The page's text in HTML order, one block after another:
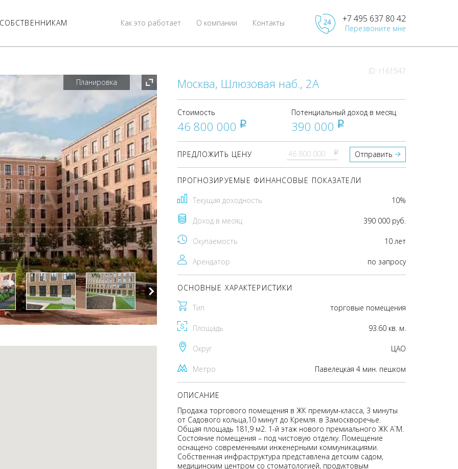
Контакты
О компании
Как это работает +7 495 637 80 42
Перезвоните мне
ID: r161547
Планировка
Москва, Шлюзовая наб., 2А
Стоимость
46 800 000 pуб
Потенциальный доход в месяц
390 000 pуб
ПРЕДЛОЖИТЬ ЦЕНУ pуб Отправить
ПРОГНОЗИРУЕМЫЕ ФИНАНСОВЫЕ ПОКАЗАТЕЛИ
Текущая доходность 10%
Доход в месяц 390 000 руб.
Окупаемость 10 лет
Арендатор по запросу
ОСНОВНЫЕ ХАРАКТЕРИСТИКИ
Тип торговые помещения
Площадь 93.60 кв. м.
Округ ЦАО
Метро Павелецкая 4 мин. пешком
ОПИСАНИЕ
Продажа торгового помещения в ЖК премиум-класса, 3 минуты
от Садового кольца,10 минут до Кремля. в Замоскворечье.
Общая площадь 181,9 м2. 1-й этаж нового премиального ЖК A`M.
Состояние помещения – под чистовую отделку. Помещение
оснащено современными инженерными коммуникациями.
Собственная инфраструктура представлена детским садом,
медицинским центром со стоматологией, продуктовым